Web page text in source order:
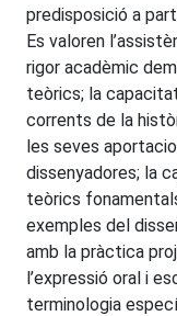
predisposició a
Es valoren
rigor acadèmic
teòrics; la
corrents de la
les seves
dissenyadores; la
teòrics
exemples del
amb la pràctica
l’expressió oral i
terminologia